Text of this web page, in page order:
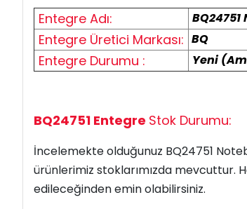
Entegre Adı:
Entegre Üretici Markası: BQ
Entegre Durumu : Yeni
BQ24751 Entegre Stok Durumu:
İncelemekte olduğunuz BQ24751
ürünlerimiz stoklarımızda mevcuttur.
edileceğinden eminolabilirsiniz.